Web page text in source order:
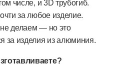
числе, и 3D трубогиб.
за любое изделие.
делаем — но это
за изделия из алюминия.